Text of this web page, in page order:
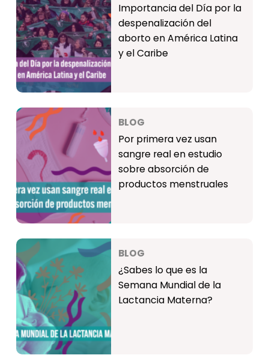
Importancia del Día por la
despenalización del
aborto en América Latina
y el Caribe
BLOG
Por primera vez usan
sangre real en estudio
sobre absorción de
productos menstruales
BLOG
¿Sabes lo que es la
Semana Mundial de la
Lactancia Materna?